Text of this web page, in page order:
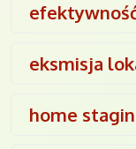
eksmisja
home